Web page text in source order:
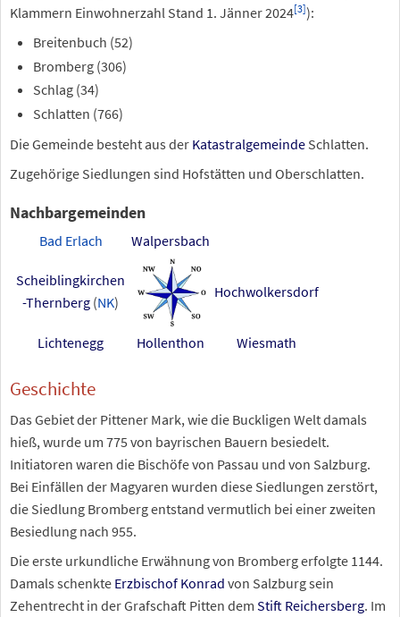
Klammern Einwohnerzahl Stand 1. Jänner 2024[3]):
Breitenbuch (52)
Bromberg (306)
Schlag (34)
Schlatten (766)
Die Gemeinde besteht aus der Katastralgemeinde Schlatten.
Zugehörige Siedlungen sind Hofstätten und Oberschlatten.
Nachbargemeinden
Bad Erlach Walpersbach
Scheiblingkirchen
-Thernberg (NK)
Hochwolkersdorf
Lichtenegg Hollenthon Wiesmath
Geschichte
Das Gebiet der Pittener Mark, wie die Buckligen Welt damals
hieß, wurde um 775 von bayrischen Bauern besiedelt.
Initiatoren waren die Bischöfe von Passau und von Salzburg.
Bei Einfällen der Magyaren wurden diese Siedlungen zerstört,
die Siedlung Bromberg entstand vermutlich bei einer zweiten
Besiedlung nach 955.
Die erste urkundliche Erwähnung von Bromberg erfolgte 1144.
Damals schenkte Erzbischof Konrad von Salzburg sein
Zehentrecht in der Grafschaft Pitten dem Stift Reichersberg. Im